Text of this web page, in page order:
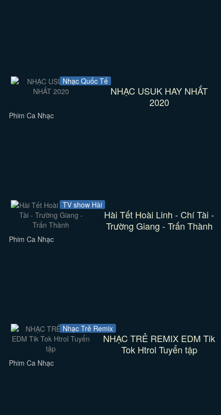
Nhạc Quốc Tế
NHẠC USUK HAY NHẤT
2020
Phim Ca Nhạc
TV show Hài
Hài Tết Hoài Linh - Chí Tài -
Trường Giang - Trấn Thành
Phim Ca Nhạc
Nhạc Trẻ Remix
NHẠC TRẺ REMIX EDM Tik
Tok Htrol Tuyển tập
Phim Ca Nhạc